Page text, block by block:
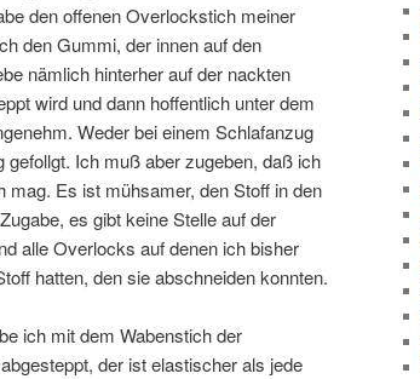
den offenen Overlockstich meiner
den Gummi, der innen auf den
nämlich hinterher auf der nackten
wird und dann hoffentlich unter dem
Weder bei einem Schlafanzug
gefollgt. Ich muß aber zugeben, daß ich
Es ist mühsamer, den Stoff in den
es gibt keine Stelle auf der
alle Overlocks auf denen ich bisher
hatten, den sie abschneiden konnten.
ich mit dem Wabenstich der
der ist elastischer als jede